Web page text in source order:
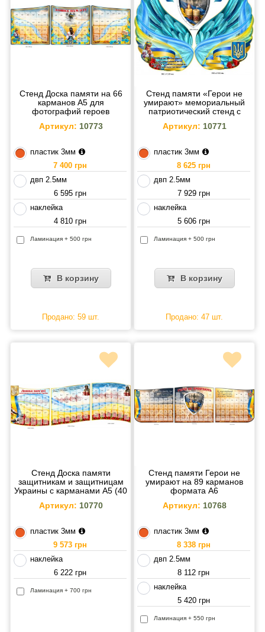
Стенд Доска памяти на 66
карманов A5 для
фотографий героев
школы
Артикул: 10773
пластик 3мм
7 400 грн
двп 2.5мм
6 595 грн
наклейка
4 810 грн
Ламинация + 500 грн
В корзину
Продано: 59 шт.
Стенд памяти «Герои не
умирают» мемориальный
патриотический стенд с
Артикул: 10771
пластик 3мм
8 625 грн
двп 2.5мм
7 929 грн
наклейка
5 606 грн
Ламинация + 500 грн
В корзину
Продано: 47 шт.
Стенд Доска памяти
защитникам и защитницам
Украины с карманами A5 (40
Артикул: 10770
пластик 3мм
9 573 грн
наклейка
6 222 грн
Ламинация + 700 грн
Стенд памяти Герои не
умирают на 89 карманов
формата A6
Артикул: 10768
пластик 3мм
8 338 грн
двп 2.5мм
8 112 грн
наклейка
5 420 грн
Ламинация + 550 грн